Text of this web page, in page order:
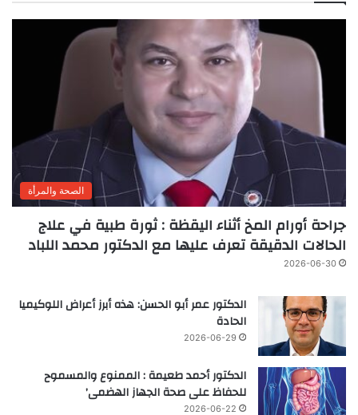
الصحة والمرأة
جراحة أورام المخ أثناء اليقظة : ثورة طبية في علاج
الحالات الدقيقة تعرف عليها مع الدكتور محمد اللباد
2026-06-30
الدكتور عمر أبو الحسن: هذه أبرز أعراض اللوكيميا
الحادة
2026-06-29
الدكتور أحمد طعيمة : الممنوع والمسموح
للحفاظ على صحة الجهاز الهضمى’
2026-06-22